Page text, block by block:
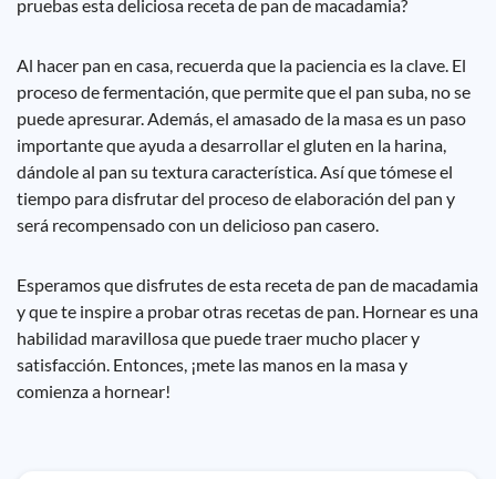
pruebas esta deliciosa receta de pan de macadamia?
Al hacer pan en casa, recuerda que la paciencia es la clave. El
proceso de fermentación, que permite que el pan suba, no se
puede apresurar. Además, el amasado de la masa es un paso
importante que ayuda a desarrollar el gluten en la harina,
dándole al pan su textura característica. Así que tómese el
tiempo para disfrutar del proceso de elaboración del pan y
será recompensado con un delicioso pan casero.
Esperamos que disfrutes de esta receta de pan de macadamia
y que te inspire a probar otras recetas de pan. Hornear es una
habilidad maravillosa que puede traer mucho placer y
satisfacción. Entonces, ¡mete las manos en la masa y
comienza a hornear!